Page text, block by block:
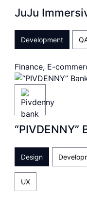
JuJu
Development
Finance, E-
“PIVDENNY”
Design
UX